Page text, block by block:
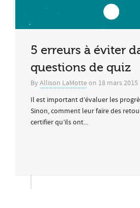
5 erreurs à éviter
questions de quiz
By Allison LaMotteon 18 mars 2015
Il est important d’évaluer les
Sinon, comment leur faire des
certifier qu’ils ont...